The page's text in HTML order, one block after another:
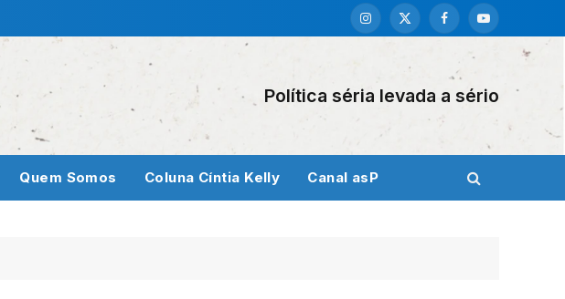
Instagram
X
FacebookYouTube
Política séria levada a sério
Quem Somos Coluna Cíntia Kelly Canal asP